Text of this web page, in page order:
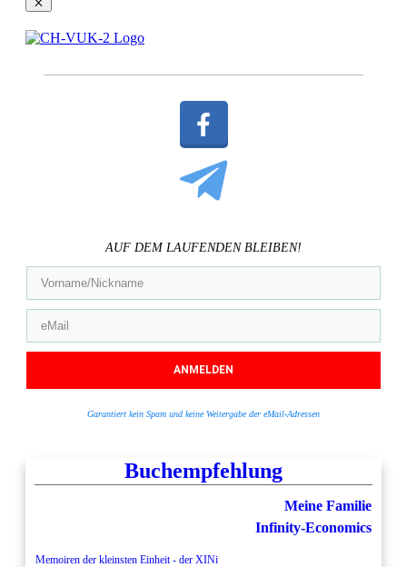
AUF DEM LAUFENDEN BLEIBEN!
ANMELDEN
Garantiert kein Spam und keine Weitergabe der eMail-Adressen
Buchempfehlung
Meine Familie
Infinity-Economics
Memoiren der kleinsten Einheit - der XINi